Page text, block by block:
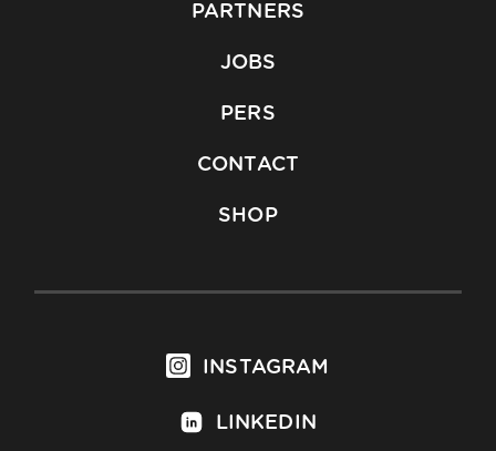
PARTNERS
JOBS
PERS
CONTACT
SHOP
INSTAGRAM
LINKEDIN